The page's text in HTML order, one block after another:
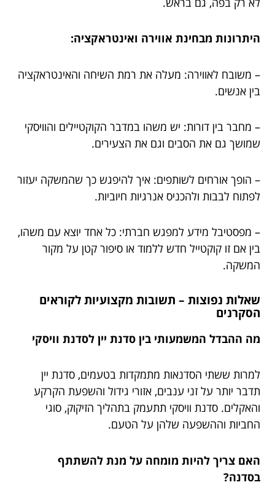
היתרונות מבחינת אווירה ואינטראקציה:
– משובח לאווירה: מעלה את רמת השיחה והאינטראקציה
בין אנשים.
– מחבר בין דורות: יש משהו במדבר הקוקטיילים והוויסקי
שמושך גם את הסבים וגם את הצעירים.
– הופך אורחים לשותפים: איך להיפגש כך שהמשקה יעזור
לפתוח לבבות ולהכניס אנרגיות חיוביות.
– מפסטיבל מידע למפגש חברתי: כל אחד יוצא עם משהו,
בין אם זו קוקטייל חדש ללמוד או סיפור קטן על מקור
המשקה.
שאלות נפוצות – תשובות מקצועיות לקוראים
הסקרנים
מה ההבדל המשמעותי בין סדנת יין לסדנת וויסקי
למרות ששתי הסדנאות מתמקדות בטעמים, סדנת יין
תדבר יותר על זני ענבים, אזורי גידול והשפעת הקרקע
והאקלים. סדנת וויסקי תתעמק בתהליך הזיקוק, סוגי
החביות וההשפעה שלהן על הטעם.
האם צריך להיות מומחה על מנת להשתתף
בסדנה?